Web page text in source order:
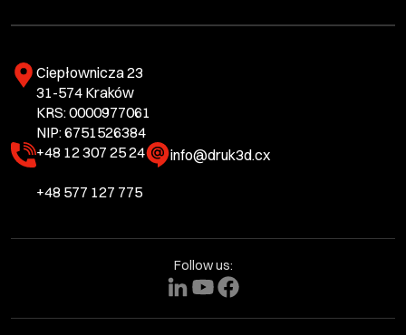
Ciepłownicza 23
31-574 Kraków
KRS: 0000977061
NIP: 6751526384
+48 12 307 25 24
+48 577 127 775
info@druk3d.cx
Follow us: